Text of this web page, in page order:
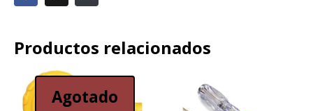
Productos relacionados
Agotado